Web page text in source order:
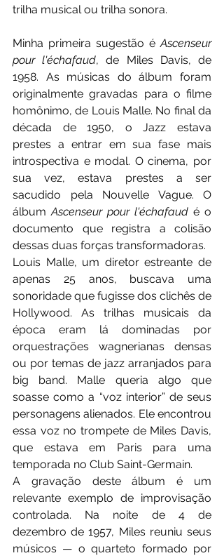
trilha musical ou trilha sonora.
Minha primeira sugestão é Ascenseur
pour l'échafaud, de Miles Davis, de
1958. As músicas do álbum foram
originalmente gravadas para o filme
homônimo, de Louis Malle. No final da
década de 1950, o Jazz estava
prestes a entrar em sua fase mais
introspectiva e modal. O cinema, por
sua vez, estava prestes a ser
sacudido pela Nouvelle Vague. O
álbum Ascenseur pour l'échafaud é o
documento que registra a colisão
dessas duas forças transformadoras.
Louis Malle, um diretor estreante de
apenas 25 anos, buscava uma
sonoridade que fugisse dos clichês de
Hollywood. As trilhas musicais da
época eram lá dominadas por
orquestrações wagnerianas densas
ou por temas de jazz arranjados para
big band. Malle queria algo que
soasse como a “voz interior” de seus
personagens alienados. Ele encontrou
essa voz no trompete de Miles Davis,
que estava em Paris para uma
temporada no Club Saint-Germain.
A gravação deste álbum é um
relevante exemplo de improvisação
controlada. Na noite de 4 de
dezembro de 1957, Miles reuniu seus
músicos — o quarteto formado por